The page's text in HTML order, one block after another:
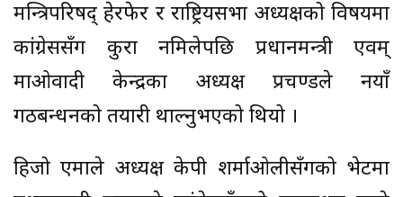
मन्त्रिपरिषद् हेरफेर र राष्ट्रियसभा अध्यक्षको विषयमा
कांग्रेससँग कुरा नमिलेपछि प्रधानमन्त्री एवम्
माओवादी केन्द्रका अध्यक्ष प्रचण्डले नयाँ
गठबन्धनको तयारी थाल्नुभएको थियो ।
हिजो एमाले अध्यक्ष केपी शर्माओलीसँगको भेटमा